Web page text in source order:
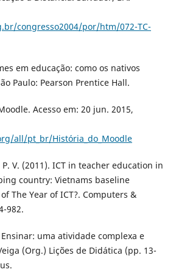
congresso2004/por/htm/072-TC-
em educação: como os nativos
Paulo: Pearson Prentice Hall.
Acesso em: 20 jun. 2015,
all/pt_br/História_do_Moodle
P. V. (2011). ICT in teacher education in
country: Vietnams baseline
The Year of ICT?. Computers &
982.
Ensinar: uma atividade complexa e
(Org.) Lições de Didática (pp. 13-